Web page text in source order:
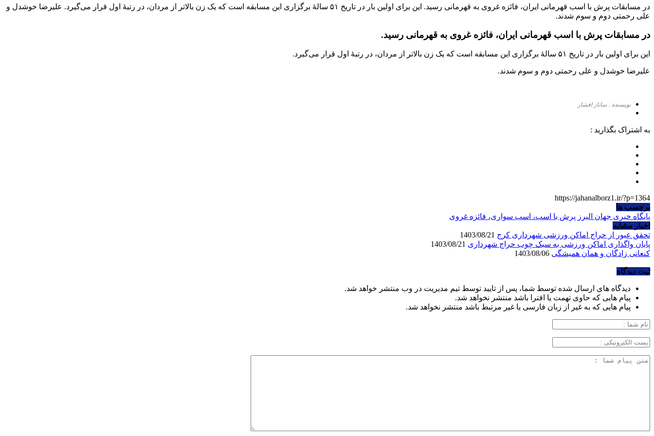
در مسابقات پرش با اسب قهرمانی ایران، فائزه غروی به قهرمانی رسید. این برای اولین بار در تاریخ ۵۱ سالۀ برگزاری این مسابقه است که یک زن بالاتر از مردان، در رتبۀ اول قرار می‌گیرد. علیرضا خوشدل و
علی رحمتی دوم و سوم شدند.
در مسابقات پرش با اسب قهرمانی ایران، فائزه غروی به قهرمانی رسید.
این برای اولین بار در تاریخ ۵۱ سالۀ برگزاری این مسابقه است که یک زن بالاتر از مردان، در رتبۀ اول قرار می‌گیرد.
علیرضا خوشدل و علی رحمتی دوم و سوم شدند.
نویسنده : ساناز افشار
به اشتراک بگذارید :
https://jahanalborz1.ir/?p=1364
برچسب ها
پایگاه خبری جهان البرز پرش با اسب، اسب سواری، فائزه غروی
اخبار مشابه
تحقق عبور از حراج اماکن ورزشی شهرداری کرج
پایان واگذاری اماکن ورزشی به سبک چوب حراج شهرداری
کنعانی زادگان و همان همیشگی
ثبت دیدگاه
دیدگاه های ارسال شده توسط شما، پس از تایید توسط تیم مدیریت در وب منتشر خواهد شد.
پیام هایی که حاوی تهمت یا افترا باشد منتشر نخواهد شد.
پیام هایی که به غیر از زبان فارسی یا غیر مرتبط باشد منتشر نخواهد شد.